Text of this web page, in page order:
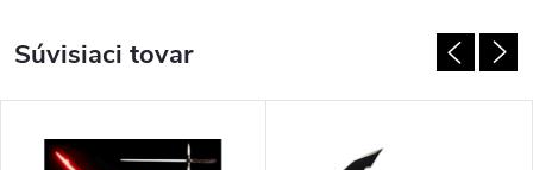
Súvisiaci tovar